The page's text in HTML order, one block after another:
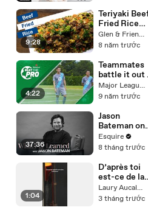
Card
Weekend
Game Day
Fashion
Winners
9:28
Teriyaki
Fried Rice
Recipe
Glen & Friends Cooking Food
8 năm trước
4:22
Teammates
battle it out
Minnesota |
Beat the Pro
Heineken
Major League Soccer
9 năm trước
37:36
Jason
Bateman on
Child
Stardom,
Four Decades
in Hollywood |
What I’ve
Learned |
Esquire
Esquire
8 tháng trước
1:04
D’après toi
est-ce de la
trahison ? 👀
Laury Aucalme
3 tháng trước